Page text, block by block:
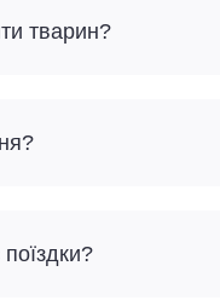
тварин?